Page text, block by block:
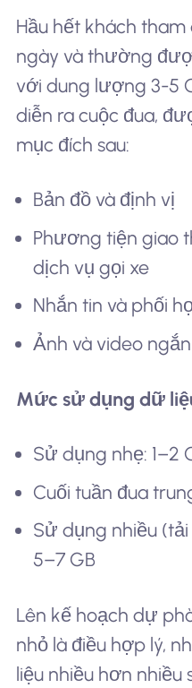
Hầu hết khách
ngày và thường
với dung lượng 3-5
diễn ra cuộc đua,
mục đích sau:
Bản đồ và định vị
Phương tiện giao
dịch vụ gọi xe
Nhắn tin và phối
Ảnh và video ngắn
Mức sử dụng dữ
Sử dụng nhẹ: 1–2
Cuối tuần đua
Sử dụng nhiều
5–7 GB
Lên kế hoạch dự
nhỏ là điều hợp lý,
liệu nhiều hơn